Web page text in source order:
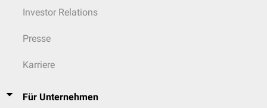
Investor Relations
Presse
Karriere
Für Unternehmen